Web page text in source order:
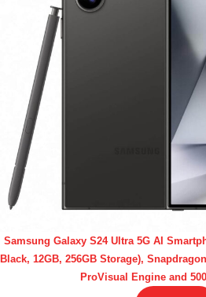
Samsung Galaxy S24 Ultra 5G AI
Black, 12GB, 256GB Storage),
ProVisual Engine and